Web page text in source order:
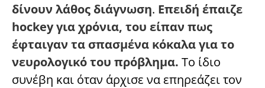
δίνουν λάθος διάγνωση. Επειδή έπαιζε
hockey για χρόνια, του είπαν πως
έφταιγαν τα σπασμένα κόκαλα για το
νευρολογικό του πρόβλημα. Το ίδιο
συνέβη και όταν άρχισε να επηρεάζει τον